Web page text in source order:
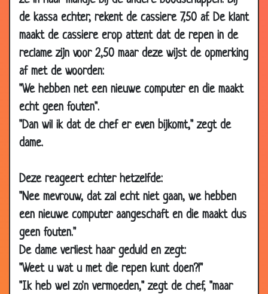
de kassa echter, rekent de cassiere 7,50 af. De klant
maakt de cassiere erop attent dat de repen in de
reclame zijn voor 2,50 maar deze wijst de opmerking
af met de woorden:
"We hebben net een nieuwe computer en die maakt
echt geen fouten".
"Dan wil ik dat de chef er even bijkomt," zegt de
dame.
Deze reageert echter hetzelfde:
"Nee mevrouw, dat zal echt niet gaan, we hebben
een nieuwe computer aangeschaft en die maakt dus
geen fouten."
De dame verliest haar geduld en zegt:
"Weet u wat u met die repen kunt doen?!"
"Ik heb wel zo'n vermoeden," zegt de chef, "maar
2009
06 Jan
De scheiding 3.50
29 Dec
Vrouwelijke hormonen
23 Dec
2008
Spruiten smokkelen
22 Dec
2008
2008
25 Nov
2008
Ondeugende oma's 3.43
21 Nov
2008
Ouderdom
14 Nov
2008
Nederlands moeilijk te leren?